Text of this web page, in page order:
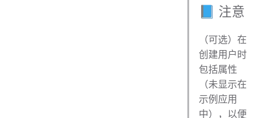
📘 注意
（可选）在
创建用户时
包括属性
（未显示在
示例应用
中），以便